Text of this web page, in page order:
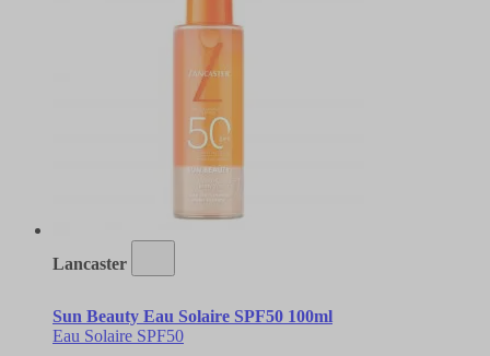
Lancaster
Sun Beauty Eau Solaire SPF50 100ml
Eau Solaire SPF50